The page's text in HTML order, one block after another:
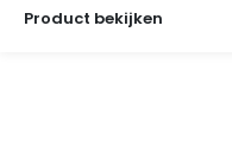
Product bekijken